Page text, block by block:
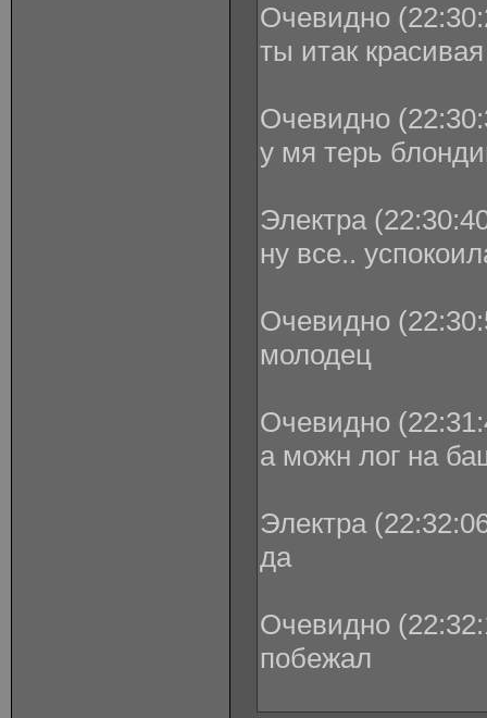
Очевидно
ты итак
Очевидно
у мя терь
Электра
ну все..
Очевидно
молодец
Очевидно
а можн лог на
Электра
да
Очевидно
побежал